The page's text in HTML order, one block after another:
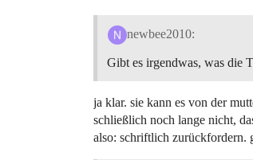
newbee2010:
Gibt es irgendwas, was die
ja klar. sie kann es von der
schließlich noch lange nicht,
also: schriftlich zurückfordern.